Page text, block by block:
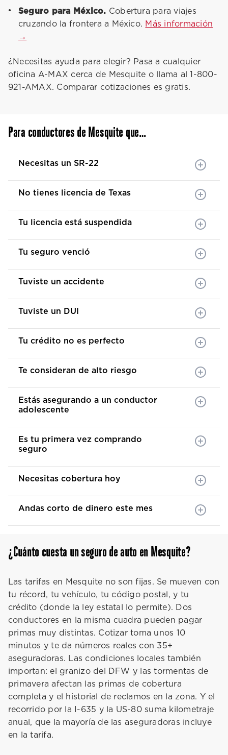
Seguro para México. Cobertura para viajes
cruzando la frontera a México. Más información
→
¿Necesitas ayuda para elegir? Pasa a cualquier
oficina A-MAX cerca de Mesquite o llama al 1-800-
921-AMAX. Comparar cotizaciones es gratis.
Para conductores de Mesquite que…
Necesitas un SR-22
No tienes licencia de Texas
Tu licencia está suspendida
Tu seguro venció
Tuviste un accidente
Tuviste un DUI
Tu crédito no es perfecto
Te consideran de alto riesgo
Estás asegurando a un conductor
adolescente
Es tu primera vez comprando
seguro
Necesitas cobertura hoy
Andas corto de dinero este mes
¿Cuánto cuesta un seguro de auto en Mesquite?
Las tarifas en Mesquite no son fijas. Se mueven con
tu récord, tu vehículo, tu código postal, y tu
crédito (donde la ley estatal lo permite). Dos
conductores en la misma cuadra pueden pagar
primas muy distintas. Cotizar toma unos 10
minutos y te da números reales con 35+
aseguradoras. Las condiciones locales también
importan: el granizo del DFW y las tormentas de
primavera afectan las primas de cobertura
completa y el historial de reclamos en la zona. Y el
recorrido por la I-635 y la US-80 suma kilometraje
anual, que la mayoría de las aseguradoras incluye
en la tarifa.